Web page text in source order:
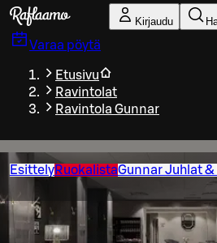
Siirry pääsisältöön
Kirjaudu
Varaa pöytä
Etusivu
Ravintolat
Ravintola Gunnar
EsittelyRuokalistaGunnar Juhlat